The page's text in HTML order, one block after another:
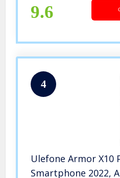
NFC FM Arancia
9.6
4
Ulefone Armor X10
Smartphone 2022,